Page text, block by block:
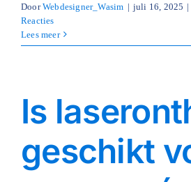
DoorWebdesigner_Wasim | juli 16, 2025 |
Reacties
Lees meer
Is
geschikt